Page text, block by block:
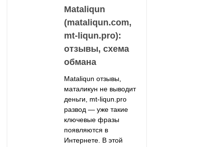
Mataliqun
(mataliqun.com,
mt‑liqun.pro):
отзывы, схема
обмана
Mataliqun отзывы,
маталикун не выводит
деньги, mt-liqun.pro
развод — уже такие
ключевые фразы
появляются в
Интернете. В этой